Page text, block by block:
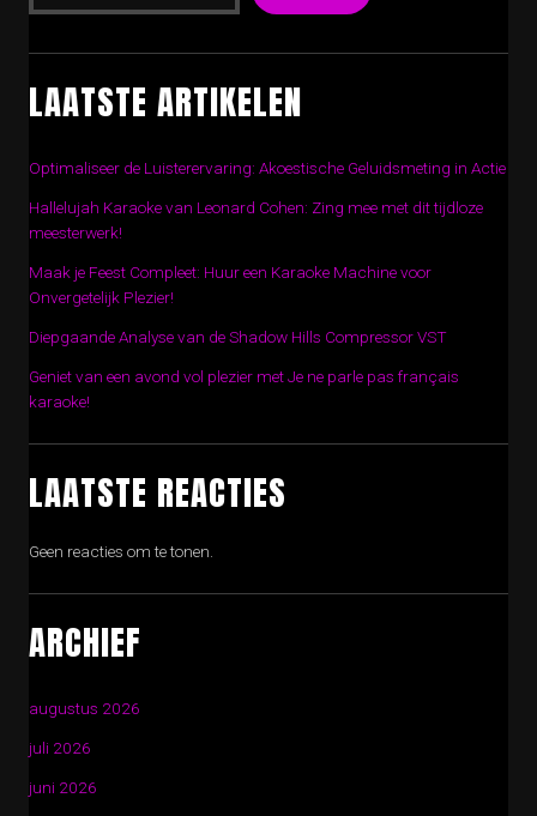
LAATSTE ARTIKELEN
Optimaliseer de Luisterervaring: Akoestische Geluidsmeting in Actie
Hallelujah Karaoke van Leonard Cohen: Zing mee met dit tijdloze
meesterwerk!
Maak je Feest Compleet: Huur een Karaoke Machine voor
Onvergetelijk Plezier!
Diepgaande Analyse van de Shadow Hills Compressor VST
Geniet van een avond vol plezier met Je ne parle pas français
karaoke!
LAATSTE REACTIES
Geen reacties om te tonen.
ARCHIEF
augustus 2026
juli 2026
juni 2026